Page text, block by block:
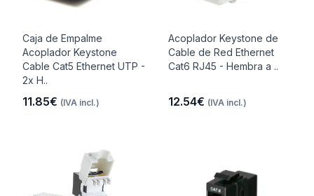
Caja de Empalme
Acoplador Keystone
Cable Cat5 Ethernet UTP -
2x H..
11.85€ (IVA incl.)
Acoplador Keystone de
Cable de Red Ethernet
Cat6 RJ45 - Hembra a ..
12.54€ (IVA incl.)